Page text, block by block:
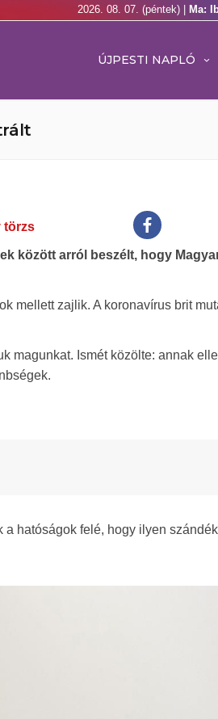
2026. 08. 07. (péntek) | Ma:
ÚJPESTI NAPLÓ
törzs
között arról beszélt, hogy
mellett zajlik. A koronavírus brit
magunkat. Ismét közölte: annak
hatóságok felé, hogy ilyen